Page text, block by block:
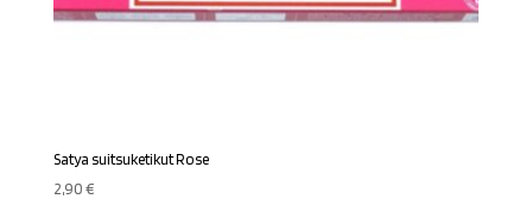
Satya suitsuketikut Rose
2,90€